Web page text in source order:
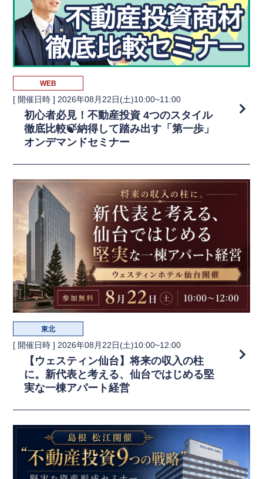
WEB
[ 開催日時 ] 2026年08月22日(土)10:00~11:00
初心者必見！不動産投資 4つのスタイル
徹底比較🍃納得して踏み出す「第一歩」
オンデマンドセミナー
東北
[ 開催日時 ] 2026年08月22日(土)10:00~12:00
【ウェスティン仙台】将来の収入の柱
に。新代表と考える、仙台ではじめる堅
実な一棟アパート経営